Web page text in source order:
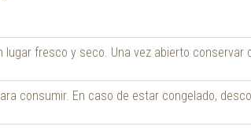
lugar fresco y seco. Una vez abierto
consumir. En caso de estar congelado,